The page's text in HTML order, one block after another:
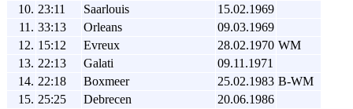
10. 23:11 Saarlouis
15.02.1969
11. 33:13 Orleans
09.03.1969
12. 15:12 Evreux 28.02.1970 WM
13. 22:13 Galati
09.11.1971
14. 22:18 Boxmeer 25.02.1983 B-WM
15. 25:25 Debrecen
20.06.1986